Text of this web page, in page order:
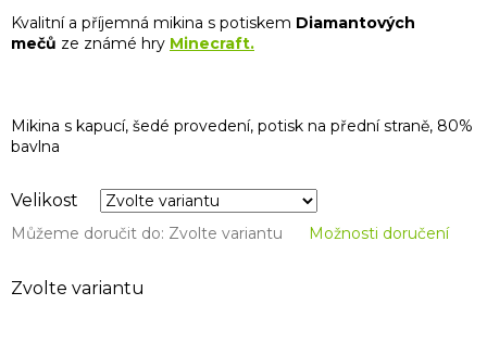
Zvolte variantu
Velikost
Můžeme doručit do: Zvolte variantu Možnosti doručení
Kvalitní a příjemná mikina s potiskem Diamantových
mečů ze známé hry Minecraft.
Mikina s kapucí, šedé provedení, potisk na přední straně, 80%
bavlna